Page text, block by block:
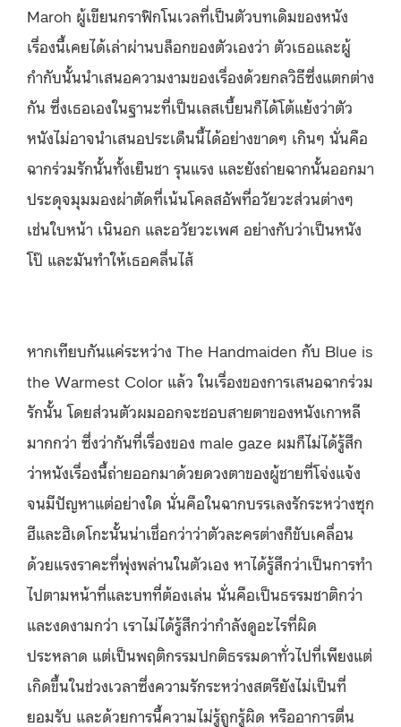
Maroh ผู้เขียนกราฟิกโนเวลที่เป็นตัวบทเดิมของหนัง
เรื่องนี้เคยได้เล่าผ่านบล็อกของตัวเองว่า ตัวเธอและผู้
กำกับนั้นนำเสนอความงามของเรื่องด้วยกลวิธีซึ่งแตกต่าง
กัน ซึ่งเธอเองในฐานะที่เป็นเลสเบี้ยนก็ได้โต้แย้งว่าตัว
หนังไม่อาจนำเสนอประเด็นนี้ได้อย่างขาดๆ เกินๆ นั่นคือ
ฉากร่วมรักนั้นทั้งเย็นชา รุนแรง และยังถ่ายฉากนั้นออกมา
ประดุจมุมมองผ่าตัดที่เน้นโคลสอัพที่อวัยวะส่วนต่างๆ
เช่นใบหน้า เนินอก และอวัยวะเพศ อย่างกับว่าเป็นหนัง
โป๊ และมันทำให้เธอคลื่นไส้
หากเทียบกันแค่ระหว่าง The Handmaiden กับ Blue is
the Warmest Color แล้ว ในเรื่องของการเสนอฉากร่วม
รักนั้น โดยส่วนตัวผมออกจะชอบสายตาของหนังเกาหลี
มากกว่า ซึ่งว่ากันที่เรื่องของ male gaze ผมก็ไม่ได้รู้สึก
ว่าหนังเรื่องนี้ถ่ายออกมาด้วยดวงตาของผู้ชายที่โจ่งแจ้ง
จนมีปัญหาแต่อย่างใด นั่นคือในฉากบรรเลงรักระหว่างซุก
ฮีและฮิเดโกะนั้นน่าเชื่อกว่าว่าตัวละครต่างก็ขับเคลื่อน
ด้วยแรงราคะที่พุ่งพล่านในตัวเอง หาได้รู้สึกว่าเป็นการทำ
ไปตามหน้าที่และบทที่ต้องเล่น นั่นคือเป็นธรรมชาติกว่า
และงดงามกว่า เราไม่ได้รู้สึกว่ากำลังดูอะไรที่ผิด
ประหลาด แต่เป็นพฤติกรรมปกติธรรมดาทั่วไปที่เพียงแต่
เกิดขึ้นในช่วงเวลาซึ่งความรักระหว่างสตรียังไม่เป็นที่
ยอมรับ และด้วยการนี้ความไม่รู้ถูกรู้ผิด หรืออาการตื่น